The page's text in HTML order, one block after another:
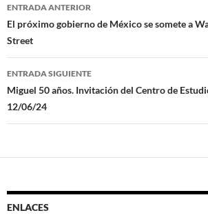
Navegación
de
entradas
ENTRADA ANTERIOR
El próximo gobierno de México se somete a
Street
ENTRADA SIGUIENTE
Miguel 50 años. Invitación del Centro de
12/06/24
ENLACES